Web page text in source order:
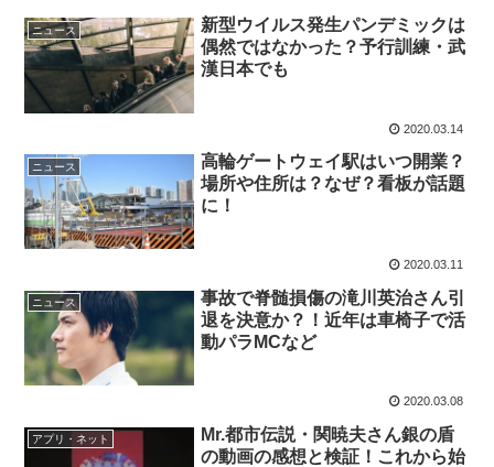
ニュース
新型ウイルス発生パンデミックは
偶然ではなかった？予行訓練・武
漢日本でも
2020.03.14
ニュース
高輪ゲートウェイ駅はいつ開業？
場所や住所は？なぜ？看板が話題
に！
2020.03.11
ニュース
事故で脊髄損傷の滝川英治さん引
退を決意か？！近年は車椅子で活
動パラMCなど
2020.03.08
アプリ・ネット
Mr.都市伝説・関暁夫さん銀の盾
の動画の感想と検証！これから始